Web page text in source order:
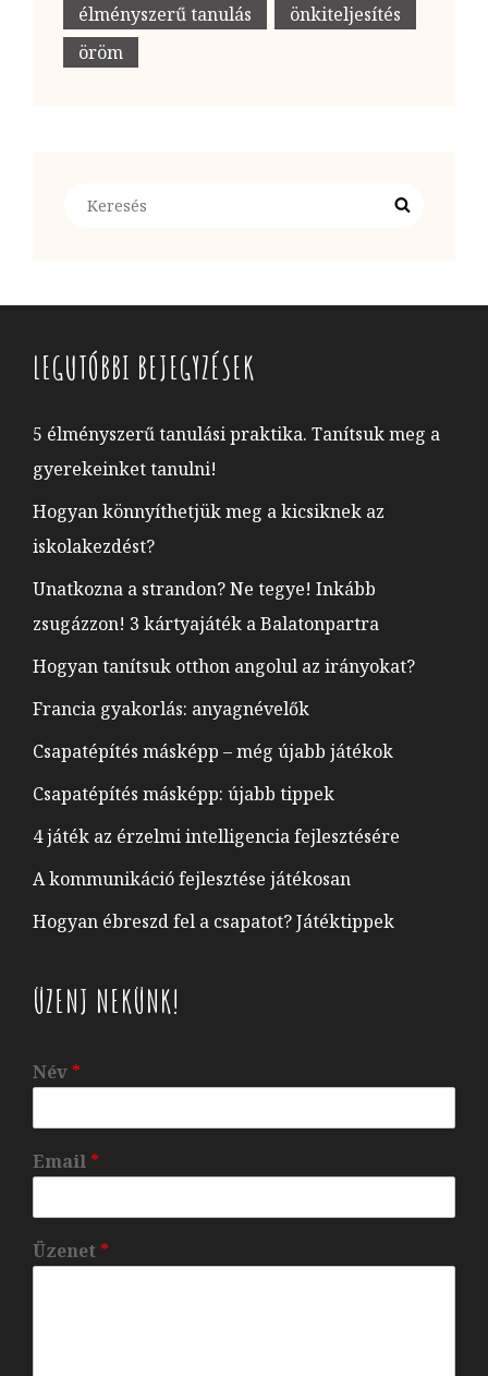
élményszerű tanulás
önkiteljesítés
öröm
Search
LEGUTÓBBI BEJEGYZÉSEK
5 élményszerű tanulási praktika. Tanítsuk meg a
gyerekeinket tanulni!
Hogyan könnyíthetjük meg a kicsiknek az
iskolakezdést?
Unatkozna a strandon? Ne tegye! Inkább
zsugázzon! 3 kártyajáték a Balatonpartra
Hogyan tanítsuk otthon angolul az irányokat?
Francia gyakorlás: anyagnévelők
Csapatépítés másképp – még újabb játékok
Csapatépítés másképp: újabb tippek
4 játék az érzelmi intelligencia fejlesztésére
A kommunikáció fejlesztése játékosan
Hogyan ébreszd fel a csapatot? Játéktippek
ÜZENJ NEKÜNK!
Név *
Email *
Üzenet *